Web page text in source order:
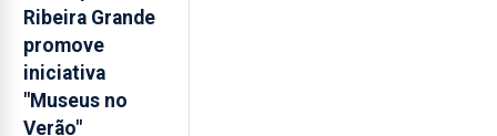
o
Governo
Regional.
Ribeira Grande
promove
iniciativa
"Museus no
Verão"